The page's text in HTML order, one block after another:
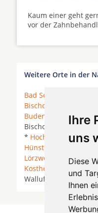
Ihre
uns
Diese
und
Ihnen
Kaum einer geht
vor der
Weitere Orte in der
Bad Schwalbach
Bischofsheim bei
Budenheim
*
Bischofsheim *
* Hochheim am Main
Hünstetten
Lörzweiler
Mainz*
Kostheim
*
Walluf *
Wiesbaden*